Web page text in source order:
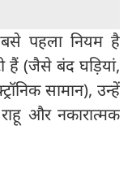
पहला नियम है
हैं (जैसे बंद घड़ियां,
सामान), उन्हें
और नकारात्मक